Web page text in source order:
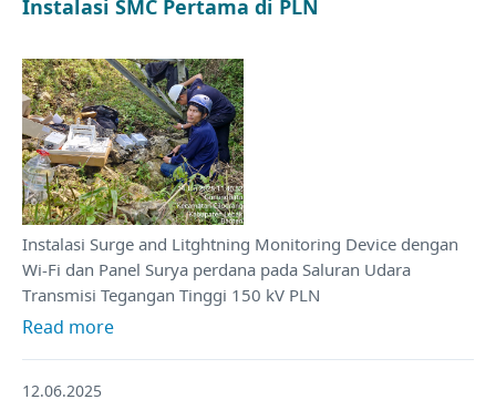
Instalasi SMC Pertama di PLN
Instalasi Surge and Litghtning Monitoring Device dengan
Wi-Fi dan Panel Surya perdana pada Saluran Udara
Transmisi Tegangan Tinggi 150 kV PLN
Read more
12.06.2025